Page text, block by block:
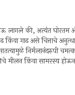
लागले की, अत्यंत घोरतम
किंवा गाढ असे चित्ताचे
निर्मलानंदरुपी
मीलन किंवा सामरस्य होऊन